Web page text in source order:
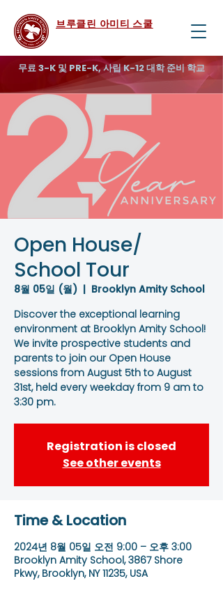
브루클린 아미티 스쿨
무료 3-K 및 PRE-K, 사립 K-12 대학 준비 학교
Open House/
School Tour
8월 05일 (월)
  |
Brooklyn Amity School
Discover the exceptional learning
environment at Brooklyn Amity School!
We invite prospective students and
parents to join our Open House
sessions from August 5th to August
31st, held every weekday from 9 am to
3:30 pm.
Registration is closed
See other events
Time & Location
2024년 8월 05일 오전 9:00 – 오후 3:00
Brooklyn Amity School, 3867 Shore
Pkwy, Brooklyn, NY 11235, USA